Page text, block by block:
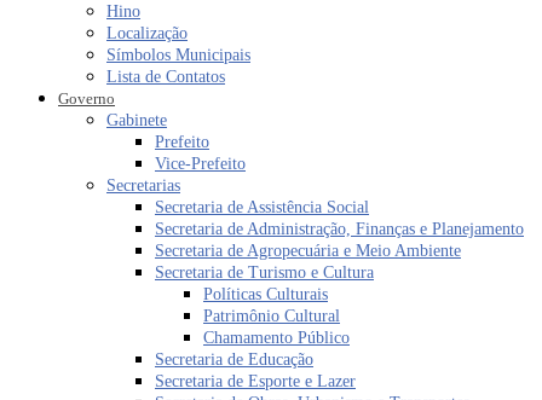
Hino
Localização
Símbolos Municipais
Lista de Contatos
Governo
Gabinete
Prefeito
Vice-Prefeito
Secretarias
Secretaria de Assistência Social
Secretaria de Administração, Finanças e Planejamento
Secretaria de Agropecuária e Meio Ambiente
Secretaria de Turismo e Cultura
Políticas Culturais
Patrimônio Cultural
Chamamento Público
Secretaria de Educação
Secretaria de Esporte e Lazer